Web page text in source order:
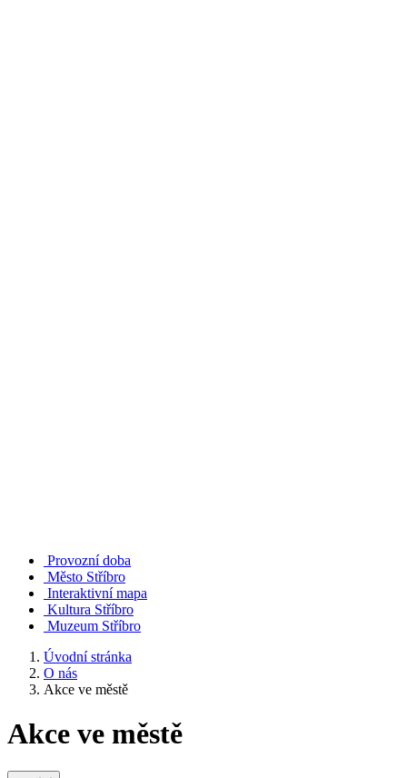
Provozní doba
Město Stříbro
Interaktivní mapa
Kultura Stříbro
Muzeum Stříbro
Úvodní stránka
O nás
Akce ve městě
Akce ve městě